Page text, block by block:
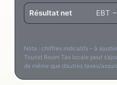
Résultat net EBT
Nota : chiffres indicatifs – à
Tourist Room Tax locale peut
de même que d’autres taxes/